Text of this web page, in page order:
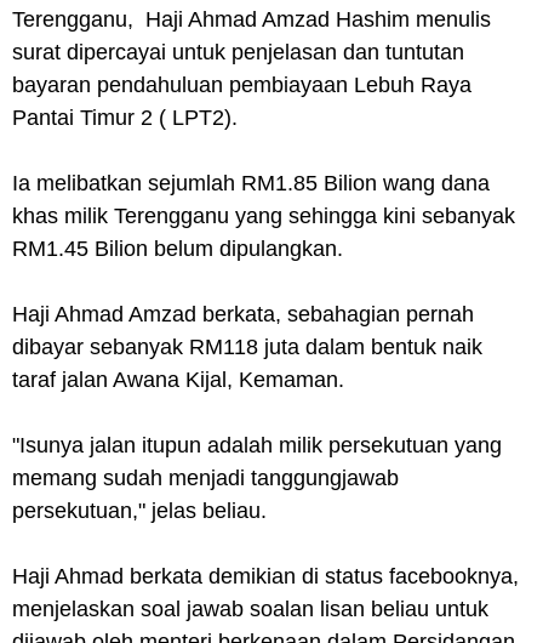
Terengganu, Haji Ahmad Amzad Hashim menulis
surat dipercayai untuk penjelasan dan tuntutan
bayaran pendahuluan pembiayaan Lebuh Raya
Pantai Timur 2 ( LPT2).
Ia melibatkan sejumlah RM1.85 Bilion wang dana
khas milik Terengganu yang sehingga kini sebanyak
RM1.45 Bilion belum dipulangkan.
Haji Ahmad Amzad berkata, sebahagian pernah
dibayar sebanyak RM118 juta dalam bentuk naik
taraf jalan Awana Kijal, Kemaman.
"Isunya jalan itupun adalah milik persekutuan yang
memang sudah menjadi tanggungjawab
persekutuan," jelas beliau.
Haji Ahmad berkata demikian di status facebooknya,
menjelaskan soal jawab soalan lisan beliau untuk